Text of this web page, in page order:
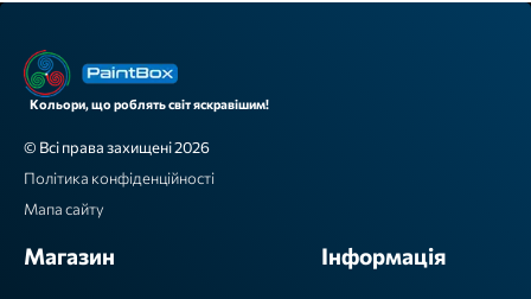
Кольори, що роблять світ яскравішим!
© Всі права захищені 2026
Політика конфіденційності
Мапа сайту
Магазин Інформація